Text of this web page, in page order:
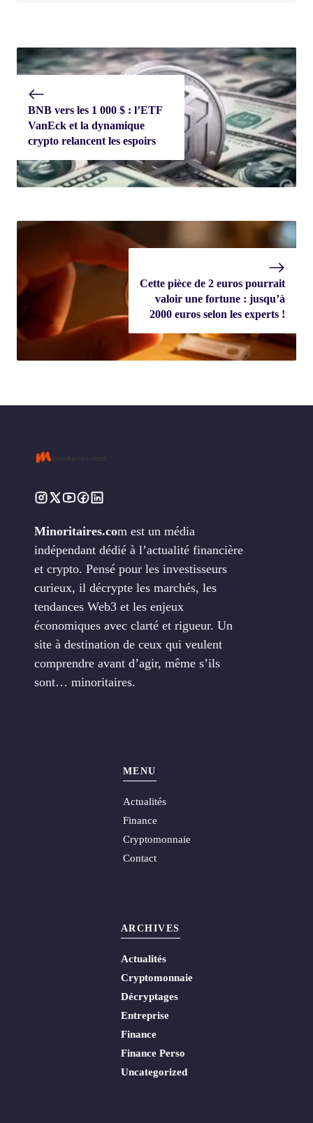
BNB vers les 1 000 $ : l’ETF
VanEck et la dynamique
crypto relancent les espoirs
Cette pièce de 2 euros pourrait
valoir une fortune : jusqu’à
2000 euros selon les experts !
Minoritaires.com est un média
indépendant dédié à l’actualité financière
et crypto. Pensé pour les investisseurs
curieux, il décrypte les marchés, les
tendances Web3 et les enjeux
économiques avec clarté et rigueur. Un
site à destination de ceux qui veulent
comprendre avant d’agir, même s’ils
sont… minoritaires.
MENU
Actualités
Finance
Cryptomonnaie
Contact
ARCHIVES
Actualités
Cryptomonnaie
Décryptages
Entreprise
Finance
Finance Perso
Uncategorized